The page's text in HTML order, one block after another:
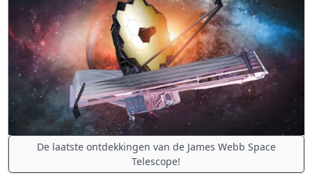
De laatste ontdekkingen van de James Webb Space
Telescope!